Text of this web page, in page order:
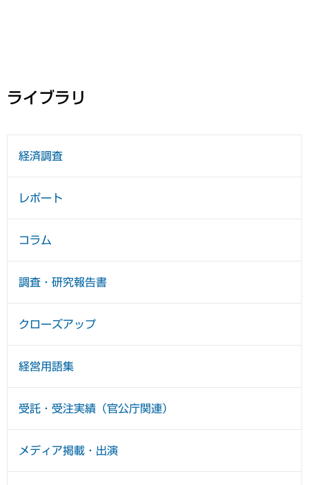
ライブラリ
経済調査
レポート
コラム
調査・研究報告書
クローズアップ
経営用語集
受託・受注実績（官公庁関連）
メディア掲載・出演